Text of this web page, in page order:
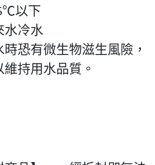
以下
冷水
恐有微生物滋生風險，
持用水品質。